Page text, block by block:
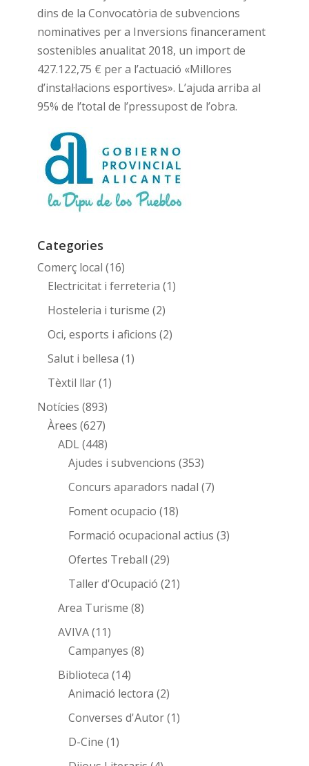
dins de la Convocatòria de subvencions
nominatives per a Inversions financerament
sostenibles anualitat 2018, un import de
427.122,75 € per a l’actuació «Millores
d’instal·lacions esportives». L’ajuda arriba al
95% de l’total de l’pressupost de l’obra.
Categories
Comerç local (16)
Electricitat i ferreteria (1)
Hosteleria i turisme (2)
Oci, esports i aficions (2)
Salut i bellesa (1)
Tèxtil llar(1)
Notícies (893)
Àrees (627)
ADL(448)
Ajudes i subvencions (353)
Concurs aparadors nadal (7)
Foment ocupacio (18)
Formació ocupacional actius (3)
Ofertes Treball (29)
Taller d'Ocupació (21)
Area Turisme (8)
AVIVA(11)
Campanyes (8)
Biblioteca (14)
Animació lectora (2)
Converses d'Autor(1)
D-Cine (1)